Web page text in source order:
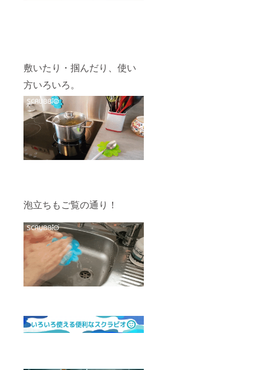
敷いたり・掴んだり、使い
方いろいろ。
泡立ちもご覧の通り！